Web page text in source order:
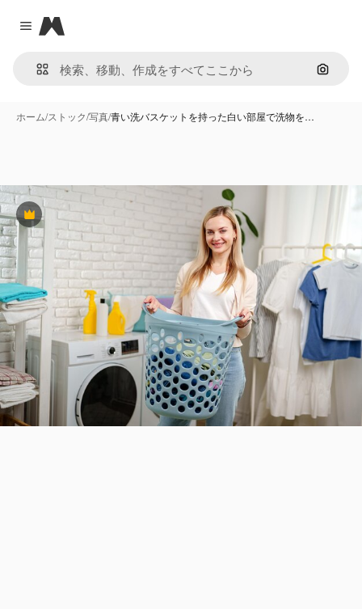
Close menu
Magnific
画像で
ホーム/ストック/写真/青い洗バスケットを持った白い部屋で洗物を…
Premium